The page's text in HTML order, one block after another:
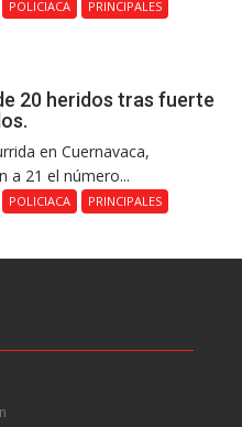
POLICIACA PRINCIPALES
20 heridos tras fuerte
en Cuernavaca,
a 21 el número...
POLICIACA PRINCIPALES